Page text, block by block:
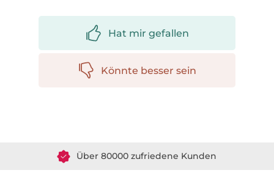
Hat mir gefallen
Könnte besser sein